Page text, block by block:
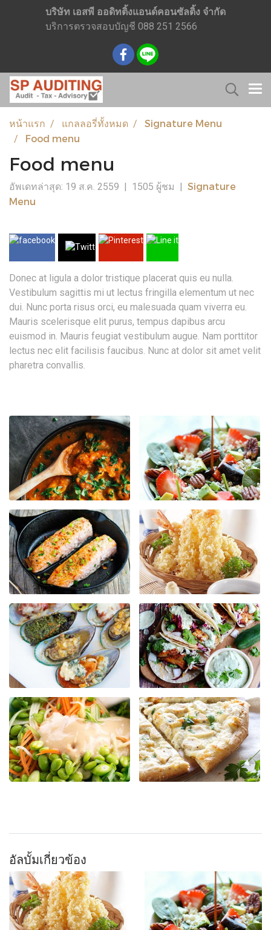
บริษัท เอสพี ออดิทติ้งแอนด์คอนซัลติ้ง จำกัด
บริการตรวจสอบบัญชี 088 251 2566
หน้าแรก แกลลอรี่ทั้งหมด
Signature Menu
Food menu
Food menu
อัพเดทล่าสุด: 19 ส.ค. 2559 | 1505 ผู้ชม | Signature
Menu
Donec at ligula a dolor tristique placerat quis eu nulla.
Vestibulum sagittis mi ut lectus fringilla elementum ut nec
dui. Nunc porta risus orci, eu malesuada quam viverra eu.
Mauris scelerisque elit purus, tempus dapibus arcu
euismod in. Mauris feugiat vestibulum augue. Nam porttitor
lectus nec elit facilisis faucibus. Nunc at dolor sit amet velit
pharetra convallis.
อัลบั้มเกี่ยวข้อง